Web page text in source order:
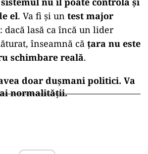
el. Va fi și un test major
: dacă lasă ca încă un lider
înseamnă că țara nu este
schimbare reală.
doar dușmani politici. Va
normalității.